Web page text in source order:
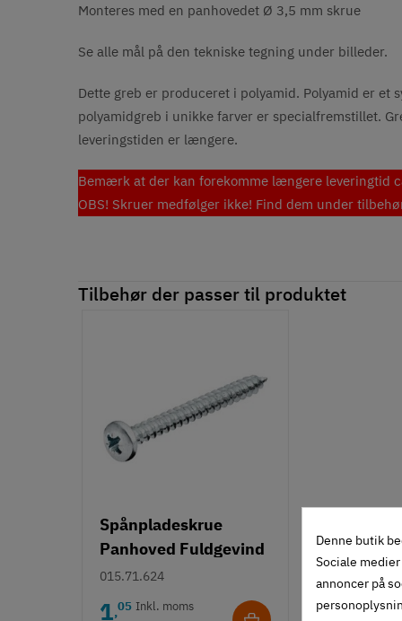
Monteres med en panhovedet Ø 3,5 mm skrue
Se alle mål på den tekniske tegning under billeder.
Dette greb er produceret i polyamid. Polyamid er et
polyamidgreb i unikke farver er specialfremstillet.
leveringstiden er længere.
Bemærk at der kan forekomme længere leveringtid
OBS! Skruer medfølger ikke! Find dem under
Tilbehør der passer til produktet
Spånpladeskrue
Panhoved Fuldgevind
Ø3,5 - PZ2
015.71.624
1,05 Inkl. moms
Denne butik
Sociale
annoncer på